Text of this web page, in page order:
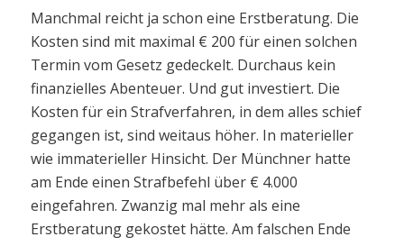
Manchmal reicht ja schon eine Erstberatung. Die
Kosten sind mit maximal € 200 für einen solchen
Termin vom Gesetz gedeckelt. Durchaus kein
finanzielles Abenteuer. Und gut investiert. Die
Kosten für ein Strafverfahren, in dem alles schief
gegangen ist, sind weitaus höher. In materieller
wie immaterieller Hinsicht. Der Münchner hatte
am Ende einen Strafbefehl über € 4.000
eingefahren. Zwanzig mal mehr als eine
Erstberatung gekostet hätte. Am falschen Ende